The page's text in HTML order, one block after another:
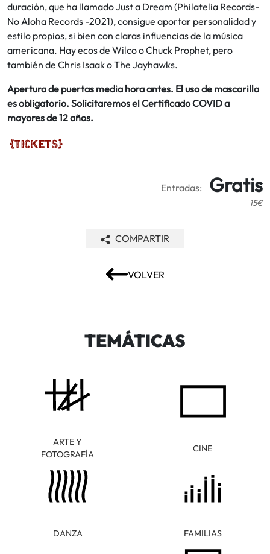
duración, que ha llamado Just a Dream (Philatelia Records-
No Aloha Records -2021), consigue aportar personalidad y
estilo propios, si bien con claras influencias de la música
americana. Hay ecos de Wilco o Chuck Prophet, pero
también de Chris Isaak o The Jayhawks.
Apertura de puertas media hora antes. El uso de mascarilla
es obligatorio. Solicitaremos el Certificado COVID a
mayores de 12 años.
Entradas: Gratis
15€
VOLVER
COMPARTIR
TEMÁTICAS
ARTE Y
FOTOGRAFÍA
CINE
DANZA FAMILIAS